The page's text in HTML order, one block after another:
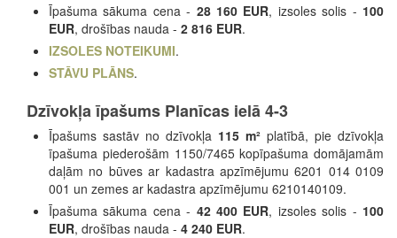
Īpašuma sākuma cena - 28 160 EUR, izsoles solis - 100
EUR, drošības nauda - 2 816 EUR.
IZSOLES NOTEIKUMI.
STĀVU PLĀNS.
Dzīvokļa īpašums Planīcas ielā 4-3
Īpašums sastāv no dzīvokļa 115 m² platībā, pie dzīvokļa
īpašuma piederošām 1150/7465 kopīpašuma domājamām
daļām no būves ar kadastra apzīmējumu 6201 014 0109
001 un zemes ar kadastra apzīmējumu 6210140109.
Īpašuma sākuma cena - 42 400 EUR, izsoles solis - 100
EUR, drošības nauda - 4 240 EUR.